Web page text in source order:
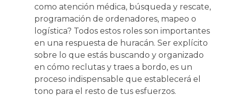
como atención médica, búsqueda y rescate,
programación de ordenadores, mapeo o
logística? Todos estos roles son importantes
en una respuesta de huracán. Ser explícito
sobre lo que estás buscando y organizado
en cómo reclutas y traes a bordo, es un
proceso indispensable que establecerá el
tono para el resto de tus esfuerzos.